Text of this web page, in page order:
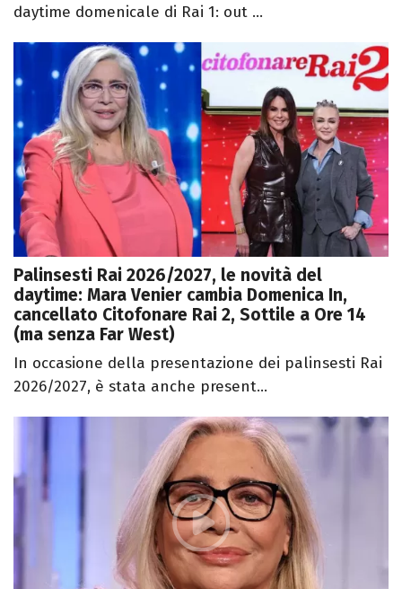
daytime domenicale di Rai 1: out ...
Palinsesti Rai 2026/2027, le novità del
daytime: Mara Venier cambia Domenica In,
cancellato Citofonare Rai 2, Sottile a Ore 14
(ma senza Far West)
In occasione della presentazione dei palinsesti Rai
2026/2027, è stata anche present...